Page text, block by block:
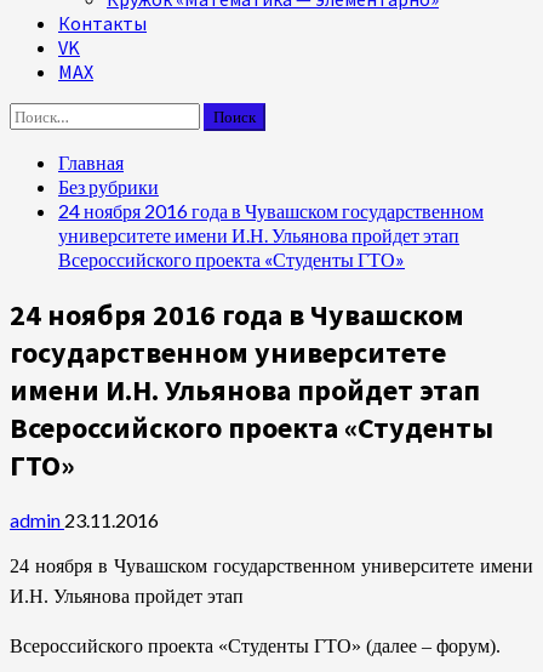
Контакты
VK
MAX
Найти:
Главная
Без рубрики
24 ноября 2016 года в Чувашском государственном
университете имени И.Н. Ульянова пройдет этап
Всероссийского проекта «Студенты ГТО»
24 ноября 2016 года в Чувашском
государственном университете
имени И.Н. Ульянова пройдет этап
Всероссийского проекта «Студенты
ГТО»
admin 23.11.2016
24 ноября в Чувашском государственном университете имени
И.Н. Ульянова пройдет этап
Всероссийского проекта «Студенты ГТО» (далее – форум).